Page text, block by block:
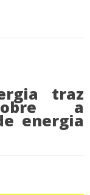
traz
a
energia